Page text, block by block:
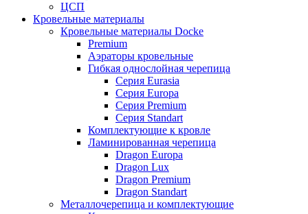
ЦСП
Кровельные материалы
Кровельные материалы Docke
Premium
Аэраторы кровельные
Гибкая однослойная черепица
Серия Eurasia
Серия Europa
Серия Premium
Серия Standart
Комплектующие к кровле
Ламинированная черепица
Dragon Europa
Dragon Lux
Dragon Premium
Dragon Standart
Металлочерепица и комплектующие